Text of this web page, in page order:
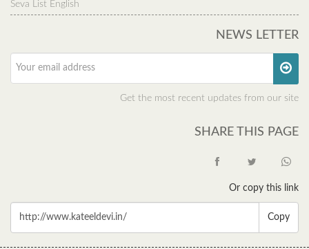
Seva List English
NEWS LETTER
Get the most recent updates from our site
SHARE THIS PAGE
Or copy this link
Copy